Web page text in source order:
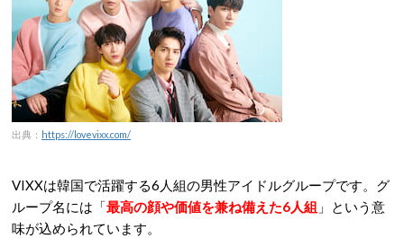
出典： https://lovevixx.com/
VIXXは韓国で活躍する6人組の男性アイドルグループです。 グ
ループ名には「最高の顔や価値を兼ね備えた6人組 」という意
味が込められています。